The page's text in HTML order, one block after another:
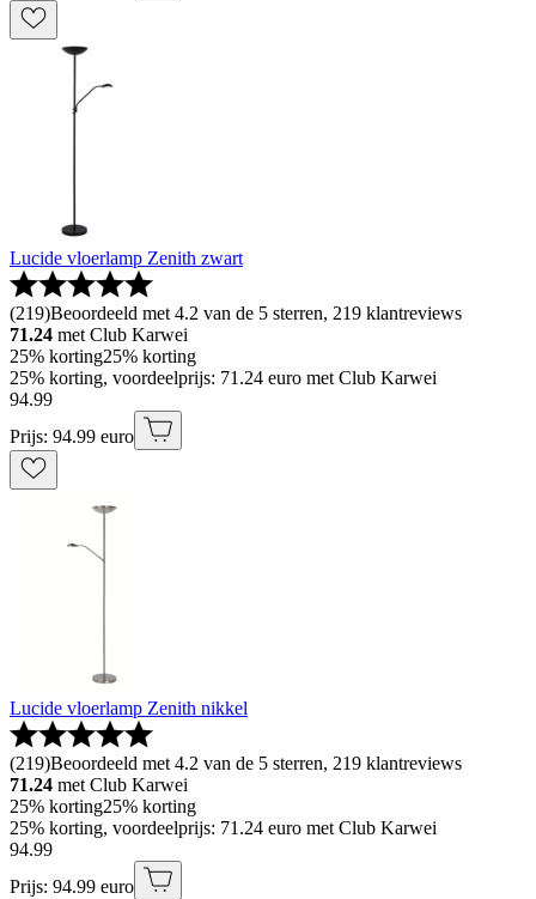
Lucide vloerlamp Zenith zwart
(219)Beoordeeld met 4.2 van de 5 sterren, 219 klantreviews
71.24 met Club Karwei
25% korting25% korting
25% korting, voordeelprijs: 71.24 euro met Club Karwei
94.99
Prijs: 94.99 euro
Lucide vloerlamp Zenith nikkel
(219)Beoordeeld met 4.2 van de 5 sterren, 219 klantreviews
71.24 met Club Karwei
25% korting25% korting
25% korting, voordeelprijs: 71.24 euro met Club Karwei
94.99
Prijs: 94.99 euro